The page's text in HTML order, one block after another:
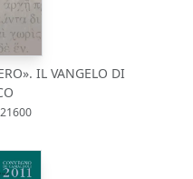
IL VANGELO DI